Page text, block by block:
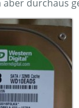
aber durchaus